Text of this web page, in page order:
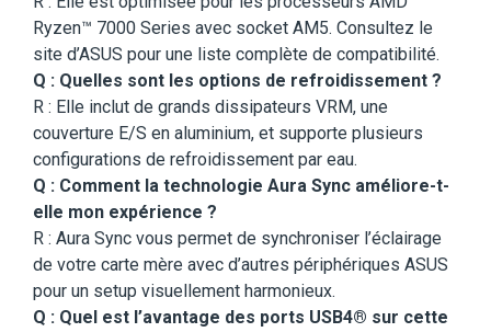
Ryzen™ 7000 Series avec socket AM5. Consultez le
site d’ASUS pour une liste complète de compatibilité.
Q : Quelles sont les options de refroidissement ?
R : Elle inclut de grands dissipateurs VRM, une
couverture E/S en aluminium, et supporte plusieurs
configurations de refroidissement par eau.
Q : Comment la technologie Aura Sync améliore-t-
elle mon expérience ?
R : Aura Sync vous permet de synchroniser l’éclairage
de votre carte mère avec d’autres périphériques ASUS
pour un setup visuellement harmonieux.
Q : Quel est l’avantage des ports USB4® sur cette